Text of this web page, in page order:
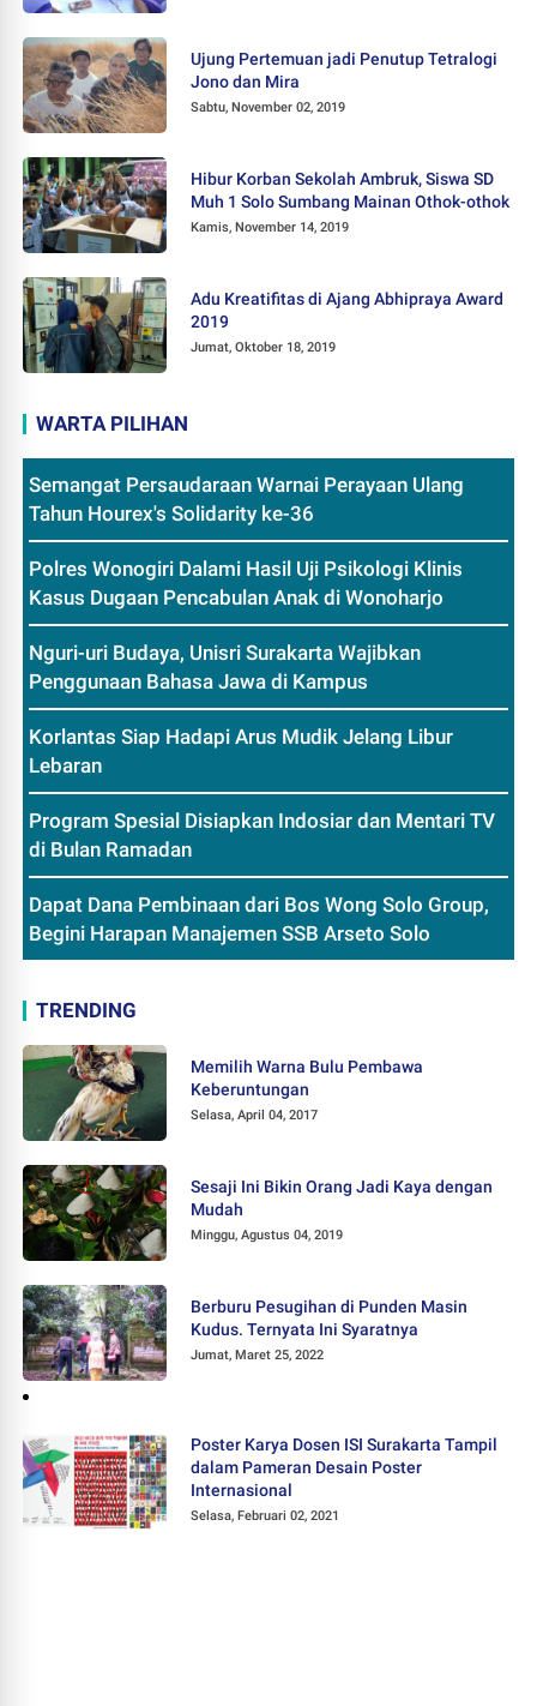
Ujung Pertemuan jadi Penutup Tetralogi
Jono dan Mira
Sabtu, November 02, 2019
Hibur Korban Sekolah Ambruk, Siswa SD
Muh 1 Solo Sumbang Mainan Othok-othok
Kamis, November 14, 2019
Adu Kreatifitas di Ajang Abhipraya Award
2019
Jumat, Oktober 18, 2019
WARTA PILIHAN
Semangat Persaudaraan Warnai Perayaan Ulang
Tahun Hourex's Solidarity ke-36
Polres Wonogiri Dalami Hasil Uji Psikologi Klinis
Kasus Dugaan Pencabulan Anak di Wonoharjo
Nguri-uri Budaya, Unisri Surakarta Wajibkan
Penggunaan Bahasa Jawa di Kampus
Korlantas Siap Hadapi Arus Mudik Jelang Libur
Lebaran
Program Spesial Disiapkan Indosiar dan Mentari TV
di Bulan Ramadan
Dapat Dana Pembinaan dari Bos Wong Solo Group,
Begini Harapan Manajemen SSB Arseto Solo
TRENDING
Memilih Warna Bulu Pembawa
Keberuntungan
Selasa, April 04, 2017
Sesaji Ini Bikin Orang Jadi Kaya dengan
Mudah
Minggu, Agustus 04, 2019
Berburu Pesugihan di Punden Masin
Kudus. Ternyata Ini Syaratnya
Jumat, Maret 25, 2022
Poster Karya Dosen ISI Surakarta Tampil
dalam Pameran Desain Poster
Internasional
Selasa, Februari 02, 2021